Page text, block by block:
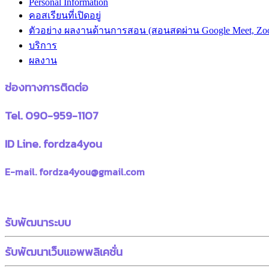
คอสเรียนที่เปิดอยู่
ตัวอย่าง ผลงานด้านการสอน (สอนสดผ่าน Google Meet,
บริการ
ผลงาน
ช่องทางการติดต่อ
Tel. 090-959-1107
ID Line. fordza4you
E-mail. fordza4you@gmail.com
รับพัฒนาระบบ
รับพัฒนาเว็บแอพพลิเคชั่น